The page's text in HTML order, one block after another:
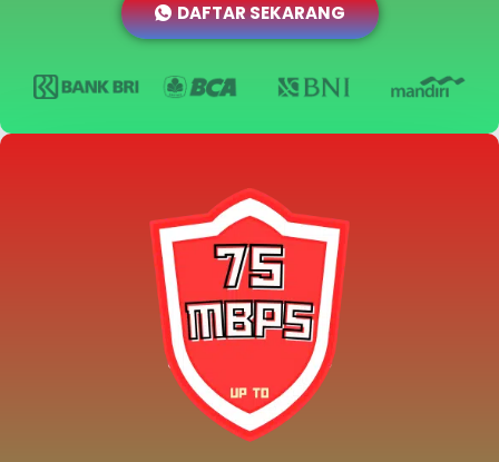
DAFTAR SEKARANG